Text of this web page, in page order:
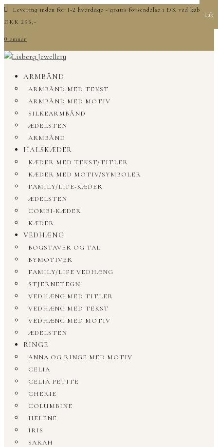
Levering inden for 1-2 hverdage - gratis forsendelse i DK ved køb over
DKK 295,-
0 emner
ARMBÅND
ARMBÅND MED TEKST
ARMBÅND MED MOTIV
SILKEARMBÅND
ÆDELSTEN
ARMBÅND
HALSKÆDER
KÆDER MED TEKST/TITLER
KÆDER MED MOTIV/SYMBOLER
FAMILY/LIFE-KÆDER
ÆDELSTEN
COMBI-KÆDER
KÆDER
VEDHÆNG
BOGSTAVER OG TAL
BYMOTIVER
FAMILY/LIFE VEDHÆNG
STJERNETEGN
VEDHÆNG MED TITLER
VEDHÆNG MED TEKST
VEDHÆNG MED MOTIV
ÆDELSTEN
RINGE
ANNA OG RINGE MED MOTIV
CELIA
CELIA PETITE
CHERIE
COLUMBINE
HELENE
IRIS
SARAH
Luk